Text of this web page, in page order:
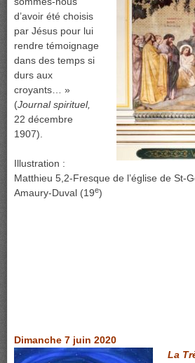
d’avoir été choisis
par Jésus pour lui
rendre témoignage
dans des temps si
durs aux
croyants… »
(Journal spirituel,
22 décembre
1907).
Illustration :
Matthieu 5,2-Fresque de l’église de St-
Amaury-Duval (19e)
Dimanche 7 juin 2020
La